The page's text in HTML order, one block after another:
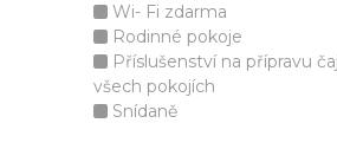
Wi- Fi zdarma
Rodinné pokoje
Příslušenství na přípravu
všech pokojích
Snídaně